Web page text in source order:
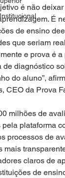
é não
É
de ensino
que seriam
e prova é a
de diagnóstico
do aluno”,
CEO da Prova
milhões de
pela plataforma
processos de
mais
claros de
de